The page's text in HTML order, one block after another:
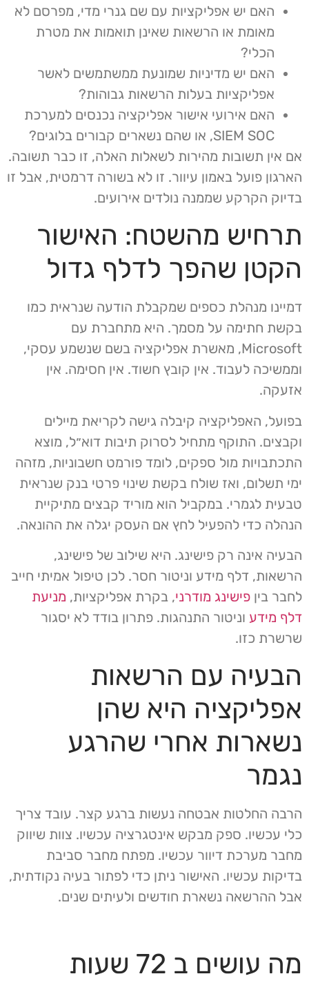
האם יש אפליקציות עם שם גנרי מדי, מפרסם לא
מאומת או הרשאות שאינן תואמות את מטרת
הכלי?
האם יש מדיניות שמונעת ממשתמשים לאשר
אפליקציות בעלות הרשאות גבוהות?
האם אירועי אישור אפליקציה נכנסים למערכת
SIEM SOC, או שהם נשארים קבורים בלוגים?
אם אין תשובות מהירות לשאלות האלה, זו כבר תשובה.
הארגון פועל באמון עיוור. זו לא בשורה דרמטית, אבל זו
בדיוק הקרקע שממנה נולדים אירועים.
תרחיש מהשטח: האישור
הקטן שהפך לדלף גדול
דמיינו מנהלת כספים שמקבלת הודעה שנראית כמו
בקשת חתימה על מסמך. היא מתחברת עם
Microsoft, מאשרת אפליקציה בשם שנשמע עסקי,
וממשיכה לעבוד. אין קובץ חשוד. אין חסימה. אין
אזעקה.
בפועל, האפליקציה קיבלה גישה לקריאת מיילים
וקבצים. התוקף מתחיל לסרוק תיבות דוא״ל, מוצא
התכתבויות מול ספקים, לומד פורמט חשבוניות, מזהה
ימי תשלום, ואז שולח בקשת שינוי פרטי בנק שנראית
טבעית לגמרי. במקביל הוא מוריד קבצים מתיקיית
הנהלה כדי להפעיל לחץ אם העסק יגלה את ההונאה.
הבעיה אינה רק פישינג. היא שילוב של פישינג,
הרשאות, דלף מידע וניטור חסר. לכן טיפול אמיתי חייב
לחבר בין פישינג מודרני, בקרת אפליקציות, מניעת
דלף מידע וניטור התנהגות. פתרון בודד לא יסגור
שרשרת כזו.
הבעיה עם הרשאות
אפליקציה היא שהן
נשארות אחרי שהרגע
נגמר
הרבה החלטות אבטחה נעשות ברגע קצר. עובד צריך
כלי עכשיו. ספק מבקש אינטגרציה עכשיו. צוות שיווק
מחבר מערכת דיוור עכשיו. מפתח מחבר סביבת
בדיקות עכשיו. האישור ניתן כדי לפתור בעיה נקודתית,
אבל ההרשאה נשארת חודשים ולעיתים שנים.
מה עושים ב 72 שעות